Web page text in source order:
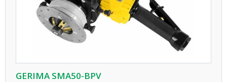
GERIMA SMA50-BPV